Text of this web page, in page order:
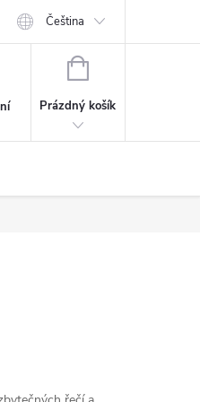
Čeština
NÁKUPNÍ
Prázdný košík